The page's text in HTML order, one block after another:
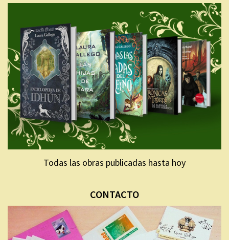
Todas las obras publicadas hasta hoy
CONTACTO